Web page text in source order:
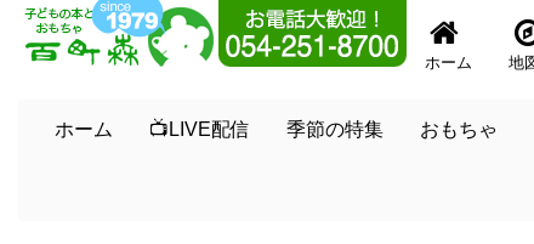
ホーム 地
ホーム 📺LIVE配信 季節の特集 おもちゃ